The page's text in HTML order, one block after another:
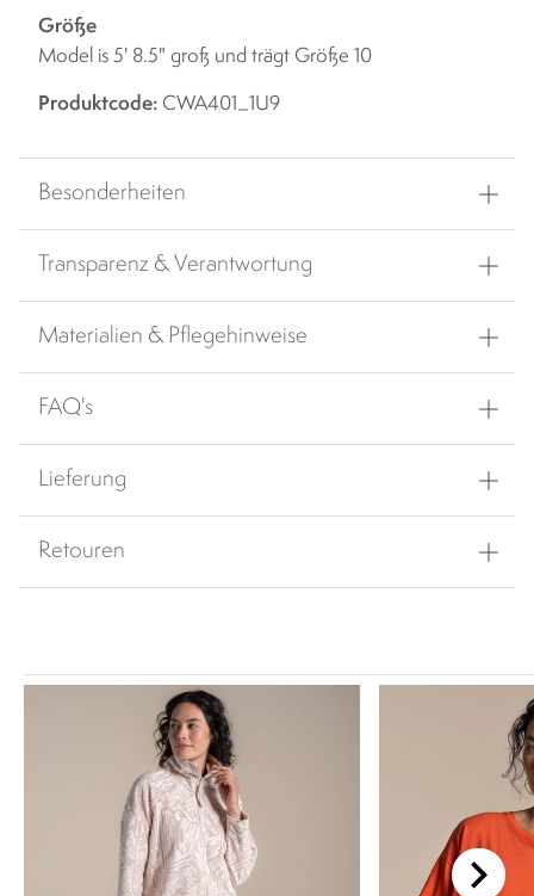
Größe
Model is 5' 8.5" groß und trägt Größe 10
Produktcode: CWA401_1U9
Besonderheiten
Transparenz & Verantwortung
Materialien & Pflegehinweise
FAQ's
Lieferung
Retouren